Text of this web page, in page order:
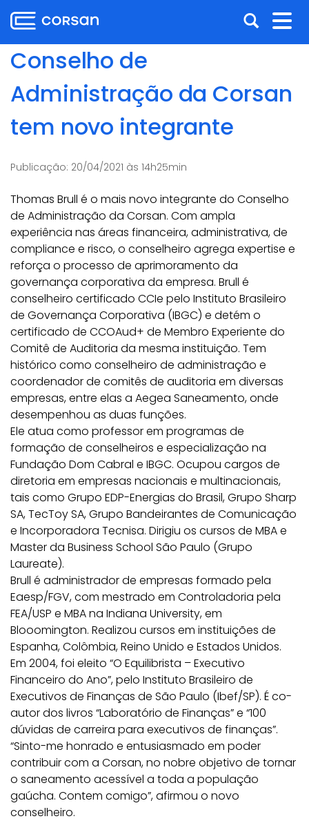
para
o
conteúdo
para
menu
para
o
conteúdo
Abrir
a
Conselho de
Administração da Corsan
tem novo integrante
Publicação: 20/04/2021 às 14h25min
Thomas Brull é o mais novo integrante do Conselho
de Administração da Corsan. Com ampla
experiência nas áreas financeira, administrativa, de
compliance e risco, o conselheiro agrega expertise e
reforça o processo de aprimoramento da
governança corporativa da empresa. Brull é
conselheiro certificado CCIe pelo Instituto Brasileiro
de Governança Corporativa (IBGC) e detém o
certificado de CCOAud+ de Membro Experiente do
Comitê de Auditoria da mesma instituição. Tem
histórico como conselheiro de administração e
coordenador de comitês de auditoria em diversas
empresas, entre elas a Aegea Saneamento, onde
desempenhou as duas funções.
Ele atua como professor em programas de
formação de conselheiros e especialização na
Fundação Dom Cabral e IBGC. Ocupou cargos de
diretoria em empresas nacionais e multinacionais,
tais como Grupo EDP-Energias do Brasil, Grupo Sharp
SA, TecToy SA, Grupo Bandeirantes de Comunicação
e Incorporadora Tecnisa. Dirigiu os cursos de MBA e
Master da Business School São Paulo (Grupo
Laureate).
Brull é administrador de empresas formado pela
Eaesp/FGV, com mestrado em Controladoria pela
FEA/USP e MBA na Indiana University, em
Blooomington. Realizou cursos em instituições de
Espanha, Colômbia, Reino Unido e Estados Unidos.
Em 2004, foi eleito “O Equilibrista – Executivo
Financeiro do Ano”, pelo Instituto Brasileiro de
Executivos de Finanças de São Paulo (Ibef/SP). É co-
autor dos livros “Laboratório de Finanças” e “100
dúvidas de carreira para executivos de finanças”.
“Sinto-me honrado e entusiasmado em poder
contribuir com a Corsan, no nobre objetivo de tornar
o saneamento acessível a toda a população
gaúcha. Contem comigo”, afirmou o novo
conselheiro.